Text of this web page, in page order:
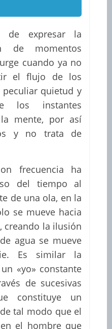
de expresar la
de momentos
cuando ya no
el flujo de los
quietud y
los instantes
mente, por así
y no trata de
frecuencia ha
del tiempo al
de una ola, en la
se mueve hacia
creando la ilusión
agua se mueve
Es similar la
«yo» constante
de sucesivas
constituye un
tal modo que el
el hombre que